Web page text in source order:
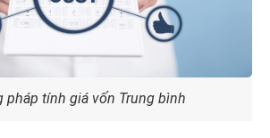
pháp tính giá vốn Trung bình